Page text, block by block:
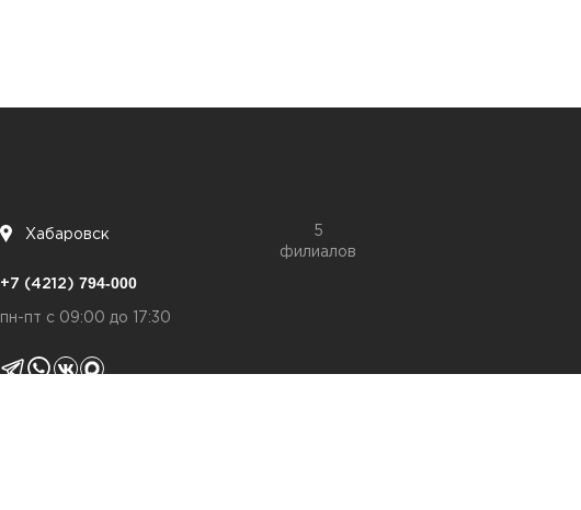
Хабаровск
5
филиалов
+7 (4212) 794-000
пн-пт с 09:00 до 17:30